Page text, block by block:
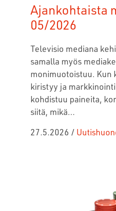
Ajankohtaista
05/2026
Televisio mediana
samalla myös
monimuotoistuu. Kun
kiristyy ja
kohdistuu paineita,
siitä, mikä...
27.5.2026 /